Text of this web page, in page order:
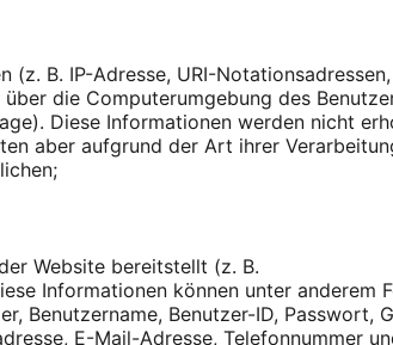
B. IP-Adresse, URI-Notationsadressen,
die Computerumgebung des
Diese Informationen werden nicht
aber aufgrund der Art ihrer
Website bereitstellt (z. B.
Informationen können unter anderem
Benutzername, Benutzer-ID, Passwort,
E-Mail-Adresse, Telefonnummer